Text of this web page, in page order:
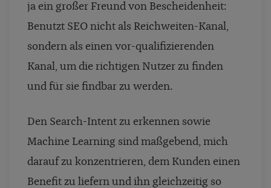
ja ein großer Freund von Bescheidenheit:
Benutzt SEO nicht als Reichweiten-Kanal,
sondern als einen vor-qualifizierenden
Kanal, um die richtigen Nutzer zu finden
und für sie findbar zu werden.
Den Search-Intent zu erkennen sowie
Machine Learning sind maßgebend, mich
darauf zu konzentrieren, dem Kunden einen
Benefit zu liefern und ihn gleichzeitig so